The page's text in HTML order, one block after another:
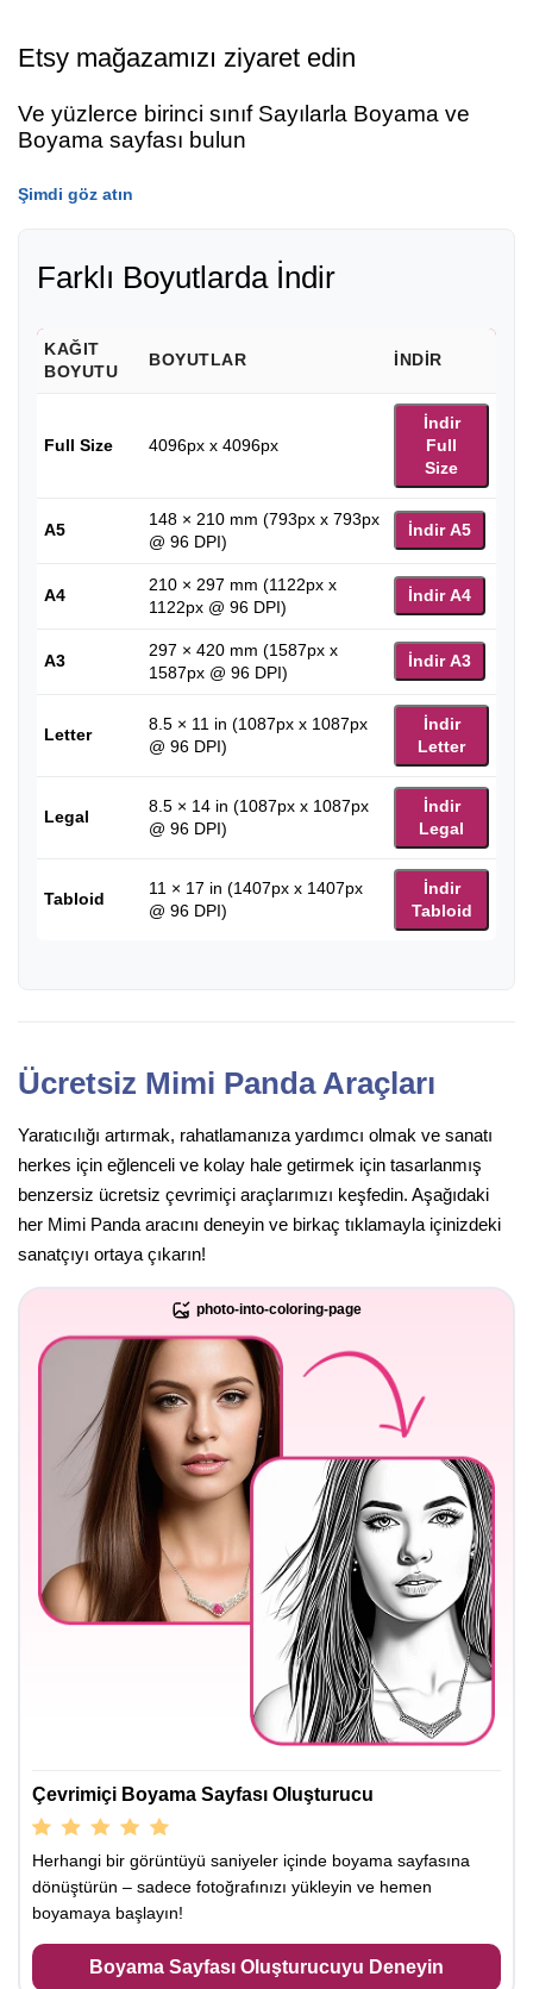
Etsy mağazamızı ziyaret edin
Ve yüzlerce birinci sınıf Sayılarla Boyama ve
Boyama sayfası bulun
Şimdi göz atın
Farklı Boyutlarda İndir
KAĞIT
BOYUTU
BOYUTLAR İNDIR
Full Size 4096px x 4096px
İndir
Full
Size
A5
148 × 210 mm (793px x 793px
@ 96 DPI)
İndir A5
A4
210 × 297 mm (1122px x
1122px @ 96 DPI)
İndir A4
A3
297 × 420 mm (1587px x
1587px @ 96 DPI)
İndir A3
Letter
8.5 × 11 in (1087px x 1087px
@ 96 DPI)
İndir
Letter
Legal
8.5 × 14 in (1087px x 1087px
@ 96 DPI)
İndir
Legal
Tabloid
11 × 17 in (1407px x 1407px
@ 96 DPI)
İndir
Tabloid
Ücretsiz Mimi Panda Araçları
Yaratıcılığı artırmak, rahatlamanıza yardımcı olmak ve sanatı
herkes için eğlenceli ve kolay hale getirmek için tasarlanmış
benzersiz ücretsiz çevrimiçi araçlarımızı keşfedin. Aşağıdaki
her Mimi Panda aracını deneyin ve birkaç tıklamayla içinizdeki
sanatçıyı ortaya çıkarın!
photo-into-coloring-page
Çevrimiçi Boyama Sayfası Oluşturucu
Herhangi bir görüntüyü saniyeler içinde boyama sayfasına
dönüştürün – sadece fotoğrafınızı yükleyin ve hemen
boyamaya başlayın!
Boyama Sayfası Oluşturucuyu Deneyin